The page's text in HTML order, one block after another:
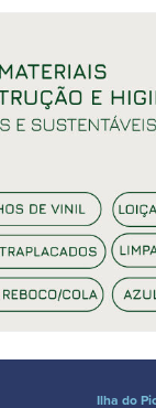
Ilha do